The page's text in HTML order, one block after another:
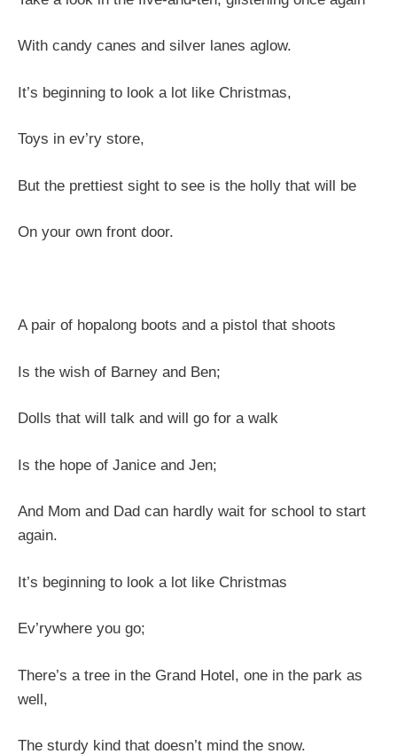
With candy canes and silver lanes aglow.
It’s beginning to look a lot like Christmas,
Toys in ev’ry store,
But the prettiest sight to see is the holly that will be
On your own front door.
A pair of hopalong boots and a pistol that shoots
Is the wish of Barney and Ben;
Dolls that will talk and will go for a walk
Is the hope of Janice and Jen;
And Mom and Dad can hardly wait for school to start
again.
It’s beginning to look a lot like Christmas
Ev’rywhere you go;
There’s a tree in the Grand Hotel, one in the park as
well,
The sturdy kind that doesn’t mind the snow.